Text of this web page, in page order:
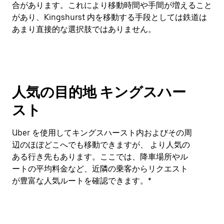
合があります。これにより移動時間や手間が増えること
があり、Kingshurst 内を移動する手段としては鉄道は
あまり直接的な選択肢ではありません。
人気の目的地 キングスハー
スト
Uber を使用してキングスハースト内およびその周
辺のほぼどこへでも移動できますが、 より人気の
ある行き先もあります。ここでは、降車場所やル
ートの平均料金など、近隣の乗客からリクエスト
が豊富な人気ルートを確認できます。*